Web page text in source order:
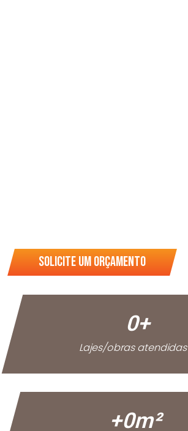
Solicite um orçamento
0+
Lajes/obras atendidas
+0m²